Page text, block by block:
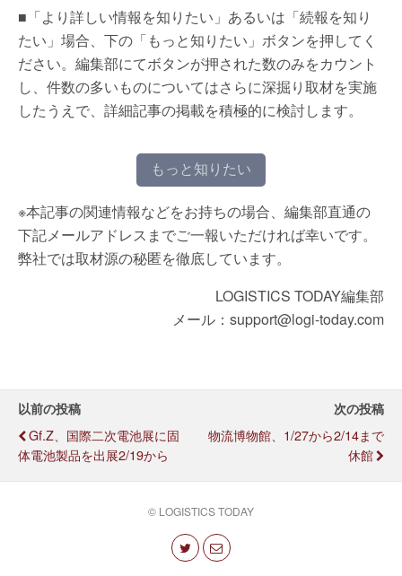
■「より詳しい情報を知りたい」あるいは「続報を知り
たい」場合、下の「もっと知りたい」ボタンを押してく
ださい。編集部にてボタンが押された数のみをカウント
し、件数の多いものについてはさらに深掘り取材を実施
したうえで、詳細記事の掲載を積極的に検討します。
もっと知りたい
※本記事の関連情報などをお持ちの場合、編集部直通の
下記メールアドレスまでご一報いただければ幸いです。
弊社では取材源の秘匿を徹底しています。
LOGISTICS TODAY編集部
メール：support@logi-today.com
以前の投稿
Gf.Z、国際二次電池展に固
体電池製品を出展2/19から
次の投稿
物流博物館、1/27から2/14まで
休館
© LOGISTICS TODAY